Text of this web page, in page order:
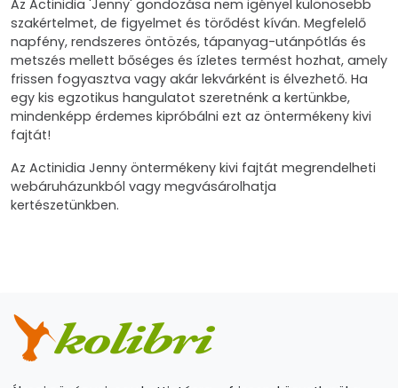
Az Actinidia 'Jenny' gondozása nem igényel különösebb
szakértelmet, de figyelmet és törődést kíván. Megfelelő
napfény, rendszeres öntözés, tápanyag-utánpótlás és
metszés mellett bőséges és ízletes termést hozhat, amely
frissen fogyasztva vagy akár lekvárként is élvezhető. Ha
egy kis egzotikus hangulatot szeretnénk a kertünkbe,
mindenképp érdemes kipróbálni ezt az öntermékeny kivi
fajtát!
Az Actinidia Jenny öntermékeny kivi fajtát megrendelheti
webáruházunkból vagy megvásárolhatja
kertészetünkben.